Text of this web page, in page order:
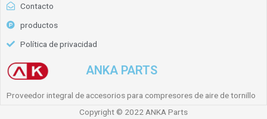
Contacto
productos
Política de privacidad
ANKA PARTS
Proveedor integral de accesorios para compresores de aire de tornillo
Copyright © 2022 ANKA Parts